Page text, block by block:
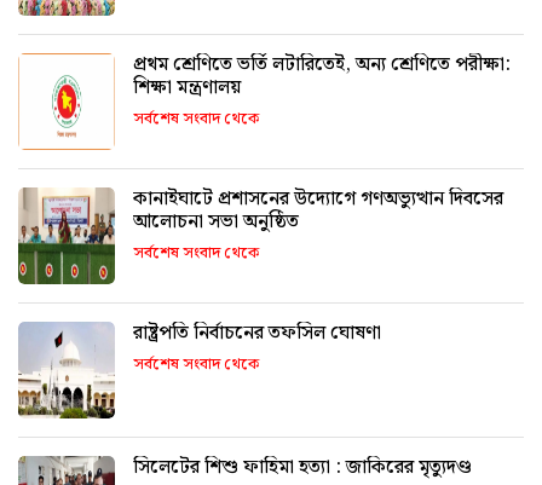
প্রথম শ্রেণিতে ভর্তি লটারিতেই, অন্য শ্রেণিতে পরীক্ষা:
শিক্ষা মন্ত্রণালয়
সর্বশেষ সংবাদ থেকে
কানাইঘাটে প্রশাসনের উদ্যোগে গণঅভ্যুত্থান দিবসের
আলোচনা সভা অনুষ্ঠিত
সর্বশেষ সংবাদ থেকে
রাষ্ট্রপতি নির্বাচনের তফসিল ঘোষণা
সর্বশেষ সংবাদ থেকে
সিলেটের শিশু ফাহিমা হত্যা : জাকিরের মৃত্যুদণ্ড